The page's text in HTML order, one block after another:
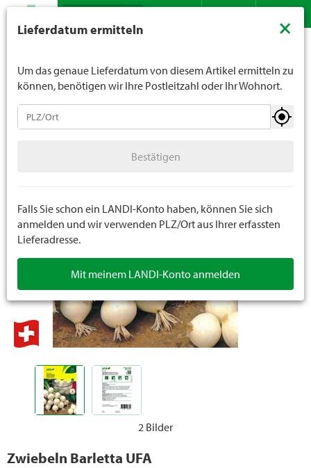
Suche
2 Bilder
Zwiebeln Barletta UFA
Sämereien
Steckzwiebeln
Blumenzwiebeln
Spezialsämereien
Lieferdatum ermitteln ×
Um das genaue Lieferdatum von diesem Artikel ermitteln zu
können, benötigen wir Ihre Postleitzahl oder Ihr Wohnort.
Bestätigen
Falls Sie schon ein LANDI-Konto haben, können Sie sich
anmelden und wir verwenden PLZ/Ort aus Ihrer erfassten
Lieferadresse.
Mit meinem LANDI-Konto anmelden
unter 16 Jahren. Für Spirituosen gilt die Altersgrenze von
Sie uns verbindlich Ihr Alter an.